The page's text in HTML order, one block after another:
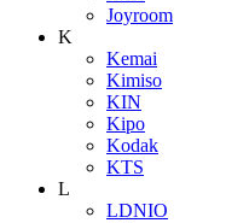
Joyroom
K
Kemai
Kimiso
KIN
Kipo
Kodak
KTS
L
LDNIO